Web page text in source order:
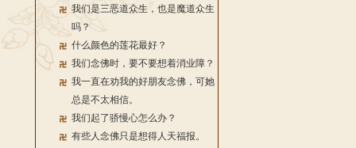
我们是三恶道众生，也是魔道众生
吗？
什么颜色的莲花最好？
我们念佛时，要不要想着消业障？
我一直在劝我的好朋友念佛，可她
总是不太相信。
我们起了骄慢心怎么办？
有些人念佛只是想得人天福报。